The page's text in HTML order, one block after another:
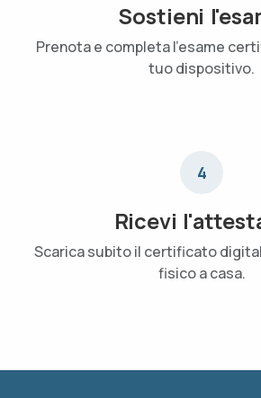
Sostieni
Prenota e completa l'esame
tuo dispositivo.
4
Ricevi
Scarica subito il certificato
fisico a casa.